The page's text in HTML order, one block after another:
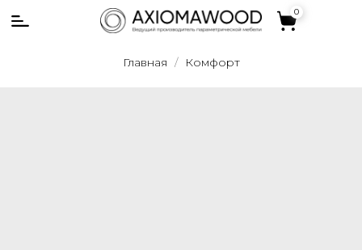
0
0
Главная Комфорт